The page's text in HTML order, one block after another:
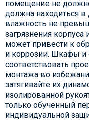
помещение не
должна находиться в
влажность не
загрязнения корпуса
может привести к
и коррозии. Шкафы
соответствовать
монтажа во
затягивайте их
изолированной
только обученный
индивидуальной